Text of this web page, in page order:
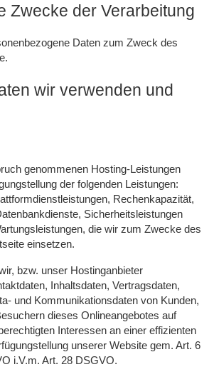
Zwecke der Verarbeitung
Daten zum Zweck des
wir verwenden und
genommenen Hosting-Leistungen
der folgenden Leistungen:
Rechenkapazität,
Sicherheitsleistungen
die wir zum Zwecke des
einsetzen.
bzw. unser Hostinganbieter
Inhaltsdaten, Vertragsdaten,
und Kommunikationsdaten von Kunden,
dieses Onlineangebotes auf
Interessen an einer effizienten
unserer Website gem. Art. 6
i.V.m. Art. 28 DSGVO.